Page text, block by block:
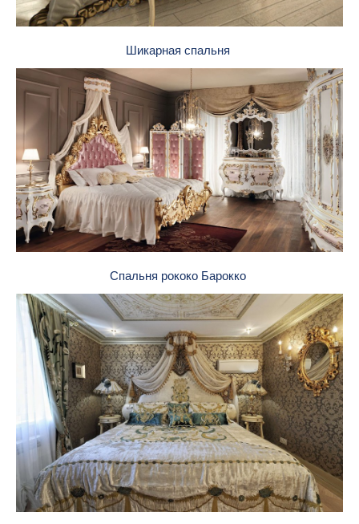
Шикарная спальня
Спальня рококо Барокко